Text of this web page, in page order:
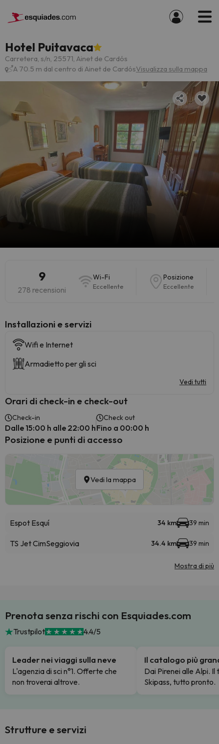
Hotel Puitavaca
Carretera, s/n, 25571, Ainet de Cardós
A 70.5 m dal centro di Ainet de CardósVisualizza sulla mappa
9
278 recensioni
Wi-Fi
Eccellente
Posizione
Eccellente
Installazioni e servizi
Wifi e Internet
Armadietto per gli sci
Vedi tutti
Orari di check-in e check-out
Check-in
Dalle 15:00 h alle 22:00 h
Check out
Fino a 00:00 h
Posizione e punti di accesso
Vedi la mappa
Espot Esquí 34 km 39 min
TS Jet CimSeggiovia 34.4 km 39 min
Mostra di più
Prenota senza rischi con Esquiades.com
Trustpilot 4.4/5
Leader nei viaggi sulla neve
L'agenzia di sci n°1. Offerte che
non troverai altrove.
Il catalogo più
Dai Pirenei alle Alpi. Il
Skipass, tutto pronto.
Strutture e servizi